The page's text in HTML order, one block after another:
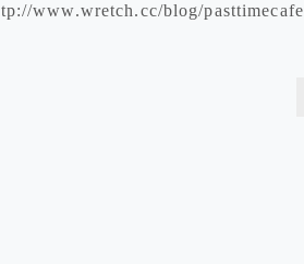
www.wretch.cc/blog/pasttimecafe